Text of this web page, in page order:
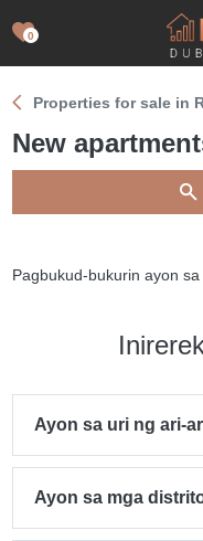
0
Properties for sale in
New
Pagbukud-bukurin ayon sa
Ayon sa uri ng ari-
Ayon sa mga